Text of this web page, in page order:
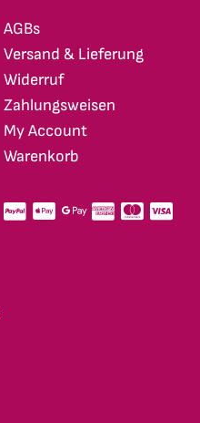
AGBs
Versand & Lieferung
Widerruf
Zahlungsweisen
My Account
Warenkorb